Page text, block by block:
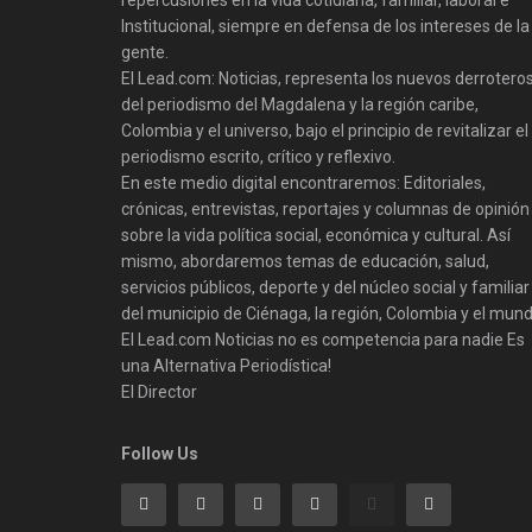
Institucional, siempre en defensa de los intereses de la
gente.
El Lead.com: Noticias, representa los nuevos
del periodismo del Magdalena y la región caribe,
Colombia y el universo, bajo el principio de revitalizar el
periodismo escrito, crítico y reflexivo.
En este medio digital encontraremos: Editoriales,
crónicas, entrevistas, reportajes y columnas de opinión
sobre la vida política social, económica y cultural. Así
mismo, abordaremos temas de educación, salud,
servicios públicos, deporte y del núcleo social y familiar
del municipio de Ciénaga, la región, Colombia y el
El Lead.com Noticias no es competencia para nadie Es
una Alternativa Periodística!
El Director
Follow Us